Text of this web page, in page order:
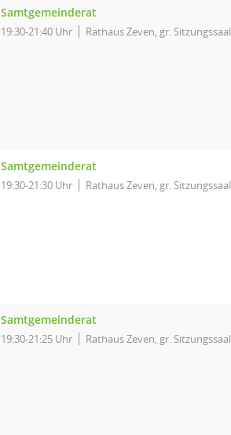
Samtgemeinderat
19:30-21:40 Uhr Rathaus Zeven, gr. Sitzungssaal
Samtgemeinderat
19:30-21:30 Uhr Rathaus Zeven, gr. Sitzungssaal
Samtgemeinderat
19:30-21:25 Uhr Rathaus Zeven, gr. Sitzungssaal